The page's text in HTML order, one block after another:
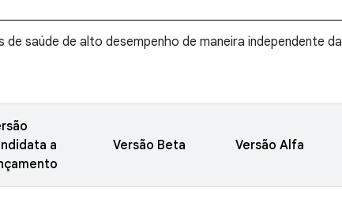
de saúde de alto desempenho de maneira independente da
a
Versão Beta Versão Alfa